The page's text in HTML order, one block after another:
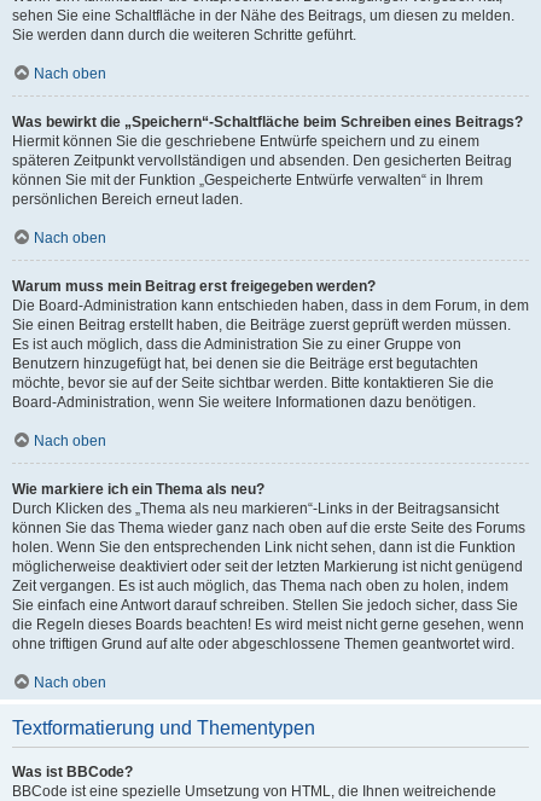
sehen Sie eine Schaltfläche in der Nähe des Beitrags, um diesen zu melden.
Sie werden dann durch die weiteren Schritte geführt.
Nach oben
Was bewirkt die „Speichern“-Schaltfläche beim Schreiben eines Beitrags?
Hiermit können Sie die geschriebene Entwürfe speichern und zu einem
späteren Zeitpunkt vervollständigen und absenden. Den gesicherten Beitrag
können Sie mit der Funktion „Gespeicherte Entwürfe verwalten“ in Ihrem
persönlichen Bereich erneut laden.
Nach oben
Warum muss mein Beitrag erst freigegeben werden?
Die Board-Administration kann entschieden haben, dass in dem Forum, in dem
Sie einen Beitrag erstellt haben, die Beiträge zuerst geprüft werden müssen.
Es ist auch möglich, dass die Administration Sie zu einer Gruppe von
Benutzern hinzugefügt hat, bei denen sie die Beiträge erst begutachten
möchte, bevor sie auf der Seite sichtbar werden. Bitte kontaktieren Sie die
Board-Administration, wenn Sie weitere Informationen dazu benötigen.
Nach oben
Wie markiere ich ein Thema als neu?
Durch Klicken des „Thema als neu markieren“-Links in der Beitragsansicht
können Sie das Thema wieder ganz nach oben auf die erste Seite des Forums
holen. Wenn Sie den entsprechenden Link nicht sehen, dann ist die Funktion
möglicherweise deaktiviert oder seit der letzten Markierung ist nicht genügend
Zeit vergangen. Es ist auch möglich, das Thema nach oben zu holen, indem
Sie einfach eine Antwort darauf schreiben. Stellen Sie jedoch sicher, dass Sie
die Regeln dieses Boards beachten! Es wird meist nicht gerne gesehen, wenn
ohne triftigen Grund auf alte oder abgeschlossene Themen geantwortet wird.
Nach oben
Textformatierung und Thementypen
Was ist BBCode?
BBCode ist eine spezielle Umsetzung von HTML, die Ihnen weitreichende